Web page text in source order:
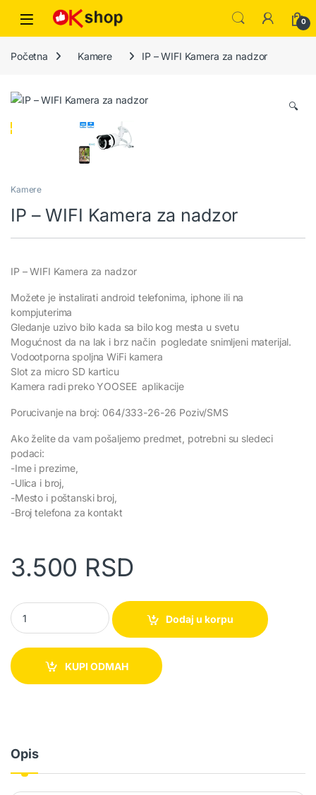
0
Početna Kamere IP – WIFI Kamera za nadzor
🔍
Kamere
IP – WIFI Kamera za nadzor
IP – WIFI Kamera za nadzor
Možete je instalirati android telefonima, iphone ili na
kompjuterima
Gledanje uzivo bilo kada sa bilo kog mesta u svetu
Mogućnost da na lak i brz način pogledate snimljeni materijal.
Vodootporna spoljna WiFi kamera
Slot za micro SD karticu
Kamera radi preko YOOSEE aplikacije
Porucivanje na broj: 064/333-26-26 Poziv/SMS
Ako želite da vam pošaljemo predmet, potrebni su sledeci
podaci:
-Ime i prezime,
-Ulica i broj,
-Mesto i poštanski broj,
-Broj telefona za kontakt
3.500 RSD
IP – WIFI Kamera za nadzor quantity
Dodaj u korpu
KUPI ODMAH
Opis